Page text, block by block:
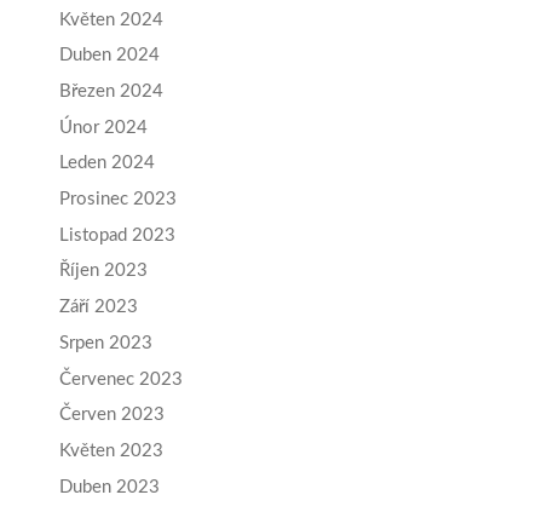
Květen 2024
Duben 2024
Březen 2024
Únor 2024
Leden 2024
Prosinec 2023
Listopad 2023
Říjen 2023
Září 2023
Srpen 2023
Červenec 2023
Červen 2023
Květen 2023
Duben 2023